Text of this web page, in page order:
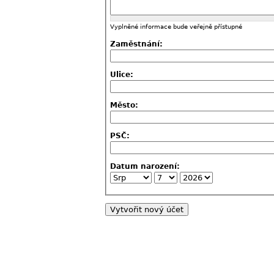
Vyplněné informace bude veřejně přístupné
Zaměstnání:
Ulice:
Město:
PSČ:
Datum narození: